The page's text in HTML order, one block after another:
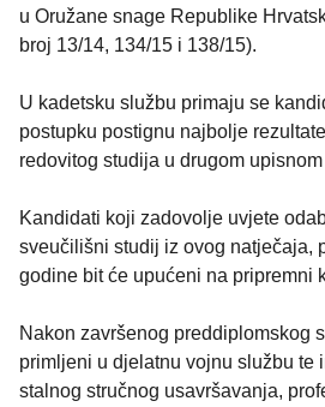
u Oružane snage Republike
broj 13/14, 134/15 i 138/15).
U kadetsku službu primaju se
postupku postignu najbolje
redovitog studija u drugom
Kandidati koji zadovolje uvjete
sveučilišni studij iz ovog natječaja,
godine bit će upućeni na pripremni
Nakon završenog preddiplomskog
primljeni u djelatnu vojnu službu te
stalnog stručnog usavršavanja,